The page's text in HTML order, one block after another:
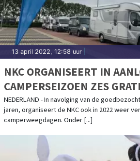
13 april 2022, 12:58 uur
NKC ORGANISEERT IN
CAMPERSEIZOEN ZES
CAMPERWEEGDAGEN
NEDERLAND - In navolging van de
jaren, organiseert de NKC ook in 2022 weer
camperweegdagen. Onder [...]